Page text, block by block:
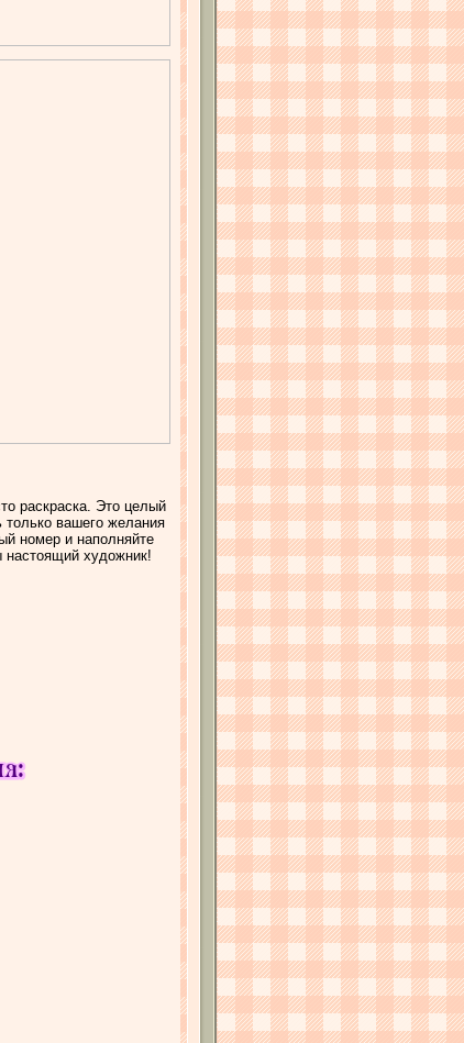
раскраска. Это целый
только вашего желания
номер и наполняйте
настоящий художник!